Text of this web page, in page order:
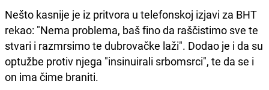
Nešto kasnije je iz pritvora u telefonskoj izjavi za BHT
rekao: "Nema problema, baš fino da raščistimo sve te
stvari i razmrsimo te dubrovačke laži". Dodao je i da su
optužbe protiv njega "insinuirali srbomsrci", te da se i
on ima čime braniti.